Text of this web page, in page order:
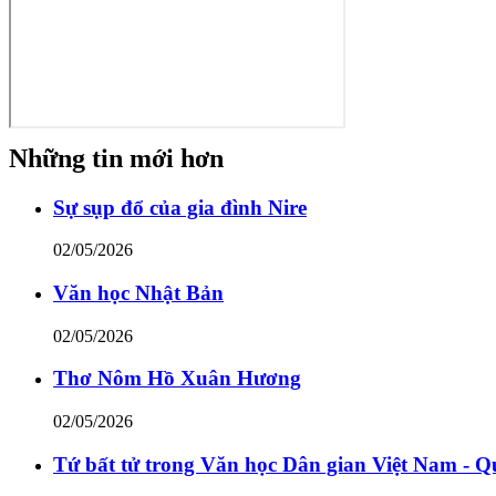
Những tin mới hơn
Sự sụp đổ của gia đình Nire
02/05/2026
Văn học Nhật Bản
02/05/2026
Thơ Nôm Hồ Xuân Hương
02/05/2026
Tứ bất tử trong Văn học Dân gian Việt Nam -